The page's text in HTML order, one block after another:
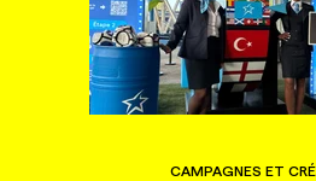
CAMPAGNES ET